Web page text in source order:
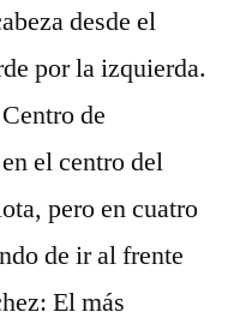
desde el
por la izquierda.
de
el centro del
pero en cuatro
de ir al frente
El más